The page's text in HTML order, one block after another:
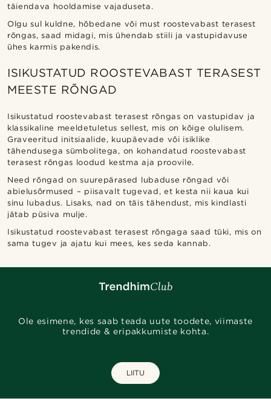
täiendava hooldamise vajaduseta.
Olgu sul kuldne, hõbedane või must roostevabast terasest
rõngas, saad midagi, mis ühendab stiili ja vastupidavuse
ühes karmis pakendis.
ISIKUSTATUD ROOSTEVABAST TERASEST
MEESTE RÕNGAD
Isikustatud roostevabast terasest rõngas on vastupidav ja
klassikaline meeldetuletus sellest, mis on kõige olulisem.
Graveeritud initsiaalide, kuupäevade või isiklike
tähendusega sümbolitega, on kohandatud roostevabast
terasest rõngas loodud kestma aja proovile.
Need rõngad on suurepärased lubaduse rõngad või
abielusõrmused – piisavalt tugevad, et kesta nii kaua kui
sinu lubadus. Lisaks, nad on täis tähendust, mis kindlasti
jätab püsiva mulje.
Isikustatud roostevabast terasest rõngaga saad tüki, mis on
sama tugev ja ajatu kui mees, kes seda kannab.
Ole esimene, kes saab teada uute toodete, viimaste
trendide & eripakkumiste kohta.
LIITU